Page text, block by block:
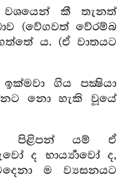
වශයෙන් කී තැනත්
(වේගවත් වේරම්බ
ය. (ඒ වාතයට
ගිය පක්‍ෂියා
නො හැකි වූයේ
පිළිපන් යම් ඒ
ද භාර්‍ය්‍යාවෝ ද,
ම ව්‍යසනයට